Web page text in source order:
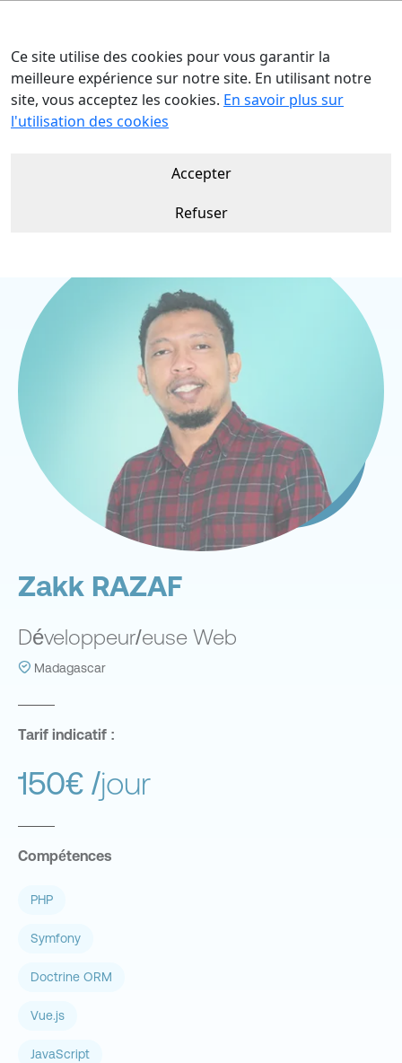
Accueil Nos talents
Zakk RAZAF
Développeur/euse Web
Madagascar
Tarif indicatif :
150€ /jour
Compétences
PHP
Symfony
Doctrine ORM
Vue.js
JavaScript
Ce site utilise des cookies pour vous garantir la
meilleure expérience sur notre site. En utilisant notre
site, vous acceptez les cookies. En savoir plus sur
l'utilisation des cookies
Refuser
Accepter